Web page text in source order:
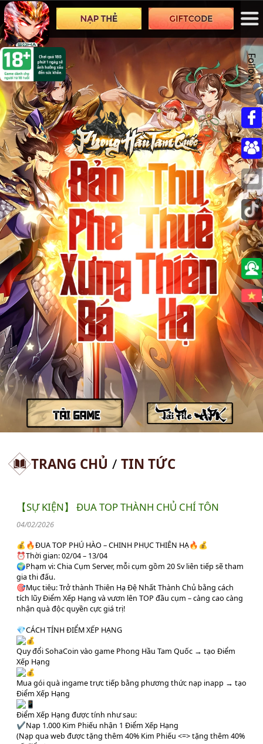
TRANG CHỦ / TIN TỨC
【SỰ KIỆN】 ĐUA TOP THÀNH CHỦ CHÍ TÔN
04/02/2026
💰🔥ĐUA TOP PHÚ HÀO – CHINH PHỤC THIÊN HẠ🔥💰
⏰Thời gian: 02/04 – 13/04
🌍Phạm vi: Chia Cụm Server, mỗi cụm gồm 20 Sv liên tiếp sẽ tham
gia thi đấu.
🎯Mục tiêu: Trở thành Thiên Hạ Đệ Nhất Thành Chủ bằng cách
tích lũy Điểm Xếp Hạng và vươn lên TOP đầu cụm – càng cao càng
nhận quà độc quyền cực giá trị!
💎CÁCH TÍNH ĐIỂM XẾP HẠNG
Quy đổi SohaCoin vào game Phong Hầu Tam Quốc → tạo Điểm
Xếp Hạng
Mua gói quà ingame trực tiếp bằng phương thức nạp inapp → tạo
Điểm Xếp Hạng
Điểm Xếp Hạng được tính như sau:
✔️Nạp 1.000 Kim Phiếu nhận 1 Điểm Xếp Hạng
(Nạp qua web được tặng thêm 40% Kim Phiếu <=> tặng thêm 40%
Follow
🇻🇳